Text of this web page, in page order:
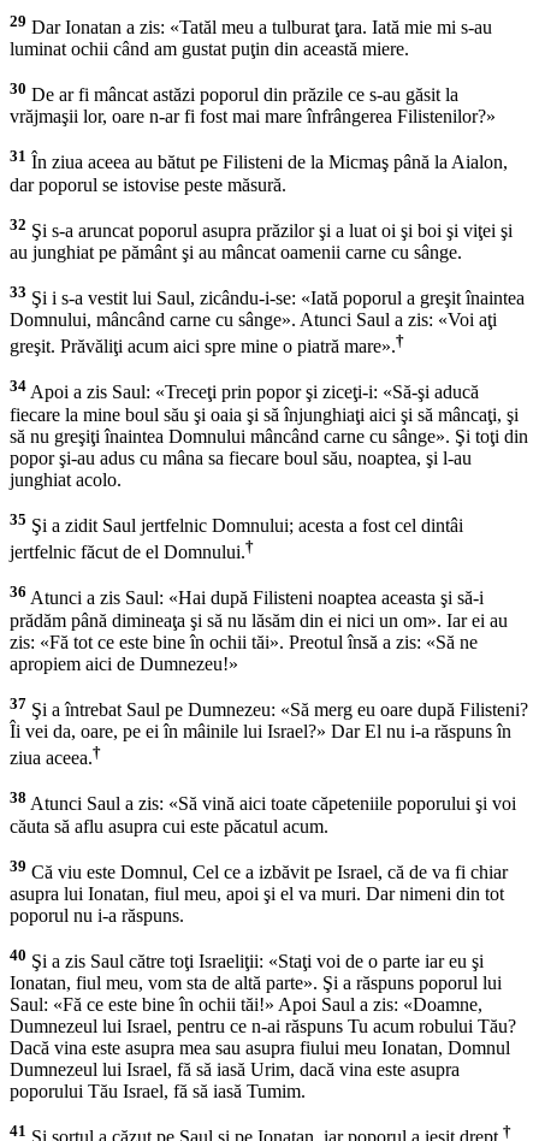
29 Dar Ionatan a zis: «Tatăl meu a tulburat ţara. Iată mie mi s-au
luminat ochii când am gustat puţin din această miere.
30 De ar fi mâncat astăzi poporul din prăzile ce s-au găsit la
vrăjmaşii lor, oare n-ar fi fost mai mare înfrângerea Filistenilor?»
31 În ziua aceea au bătut pe Filisteni de la Micmaş până la Aialon,
dar poporul se istovise peste măsură.
32 Şi s-a aruncat poporul asupra prăzilor şi a luat oi şi boi şi viţei şi
au junghiat pe pământ şi au mâncat oamenii carne cu sânge.
33 Şi i s-a vestit lui Saul, zicându-i-se: «Iată poporul a greşit înaintea
Domnului, mâncând carne cu sânge». Atunci Saul a zis: «Voi aţi
greşit. Prăvăliţi acum aici spre mine o piatră mare».†
34 Apoi a zis Saul: «Treceţi prin popor şi ziceţi-i: «Să-şi aducă
fiecare la mine boul său şi oaia şi să înjunghiaţi aici şi să mâncaţi, şi
să nu greşiţi înaintea Domnului mâncând carne cu sânge». Şi toţi din
popor şi-au adus cu mâna sa fiecare boul său, noaptea, şi l-au
junghiat acolo.
35 Şi a zidit Saul jertfelnic Domnului; acesta a fost cel dintâi
jertfelnic făcut de el Domnului.†
36 Atunci a zis Saul: «Hai după Filisteni noaptea aceasta şi să-i
prădăm până dimineaţa şi să nu lăsăm din ei nici un om». Iar ei au
zis: «Fă tot ce este bine în ochii tăi». Preotul însă a zis: «Să ne
apropiem aici de Dumnezeu!»
37 Şi a întrebat Saul pe Dumnezeu: «Să merg eu oare după Filisteni?
Îi vei da, oare, pe ei în mâinile lui Israel?» Dar El nu i-a răspuns în
ziua aceea.†
38 Atunci Saul a zis: «Să vină aici toate căpeteniile poporului şi voi
căuta să aflu asupra cui este păcatul acum.
39 Că viu este Domnul, Cel ce a izbăvit pe Israel, că de va fi chiar
asupra lui Ionatan, fiul meu, apoi şi el va muri. Dar nimeni din tot
poporul nu i-a răspuns.
40 Şi a zis Saul către toţi Israeliţii: «Staţi voi de o parte iar eu şi
Ionatan, fiul meu, vom sta de altă parte». Şi a răspuns poporul lui
Saul: «Fă ce este bine în ochii tăi!» Apoi Saul a zis: «Doamne,
Dumnezeul lui Israel, pentru ce n-ai răspuns Tu acum robului Tău?
Dacă vina este asupra mea sau asupra fiului meu Ionatan, Domnul
Dumnezeul lui Israel, fă să iasă Urim, dacă vina este asupra
poporului Tău Israel, fă să iasă Tumim.
41 †